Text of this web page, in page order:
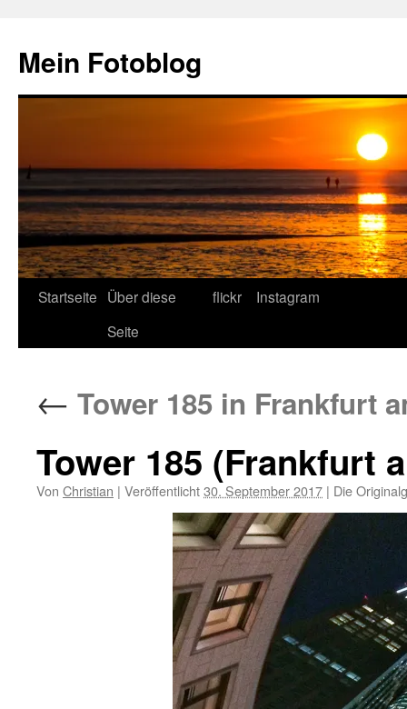
springen
Mein Fotoblog
Startseite Über diese
Seite
flickr Instagram
← Tower 185 in Frankfurt
Tower 185 (Frankfurt
Von Christian | Veröffentlicht30. September 2017 | Die